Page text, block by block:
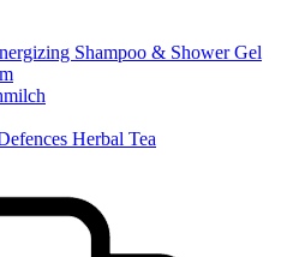
Shampoo & Shower Gel
Herbal Tea